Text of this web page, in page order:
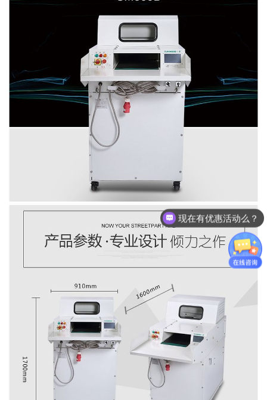
可以介绍下你们的产品么？